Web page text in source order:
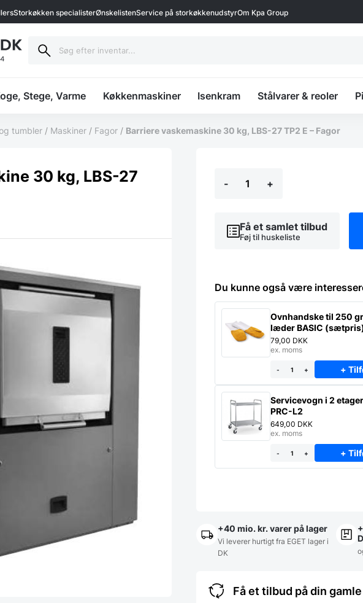
Storkøkken specialisterØnskelistenService på storkøkkenudstyrOm Kpa Group
Stege, Varme Køkkenmaskiner Isenkram Stålvarer & reoler
tumbler / Maskiner / Fagor / Barriere vaskemaskine 30 kg, LBS-27 TP2 E – Fagor
30 kg, LBS-27
-
vaskemaskine
TP2
antal
+
Få et samlet tilbud
Føj til huskeliste
Du kunne også være
Ovnhandske til 250
læder BASIC
79,00 DKK
ex. moms
- + +
Servicevogn i 2
PRC-L2
649,00 DKK
ex. moms
- + +
+40 mio. kr. varer på lager
Vi leverer hurtigt fra EGET lager i
DK
Få et tilbud på din